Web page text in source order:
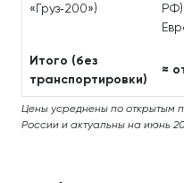
«Груз‑200»)
Итого (без
транспортировки)
≈
Цены усреднены по открытым
России и актуальны на июнь